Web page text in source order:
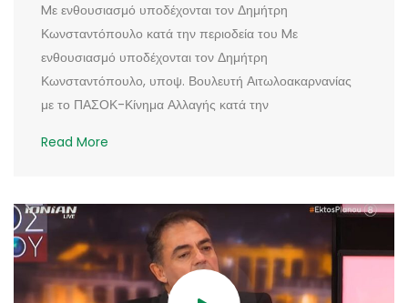
Mε ενθουσιασμό υποδέχονται τον Δημήτρη
Κωνσταντόπουλο κατά την περιοδεία του Mε
ενθουσιασμό υποδέχονται τον Δημήτρη
Κωνσταντόπουλο, υποψ. Βουλευτή Αιτωλοακαρνανίας
με το ΠΑΣΟΚ-Κίνημα Αλλαγής κατά την
Read More